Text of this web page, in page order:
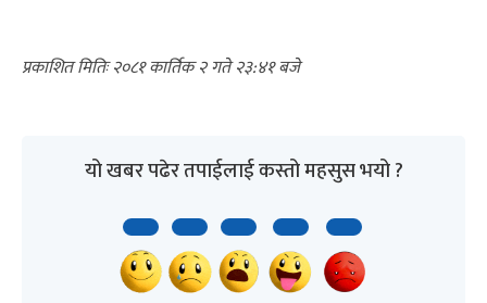
२०८१ कार्तिक २ गते २३:४१
यो खबर पढेर तपाईलाई कस्तो महसुस भयो ?